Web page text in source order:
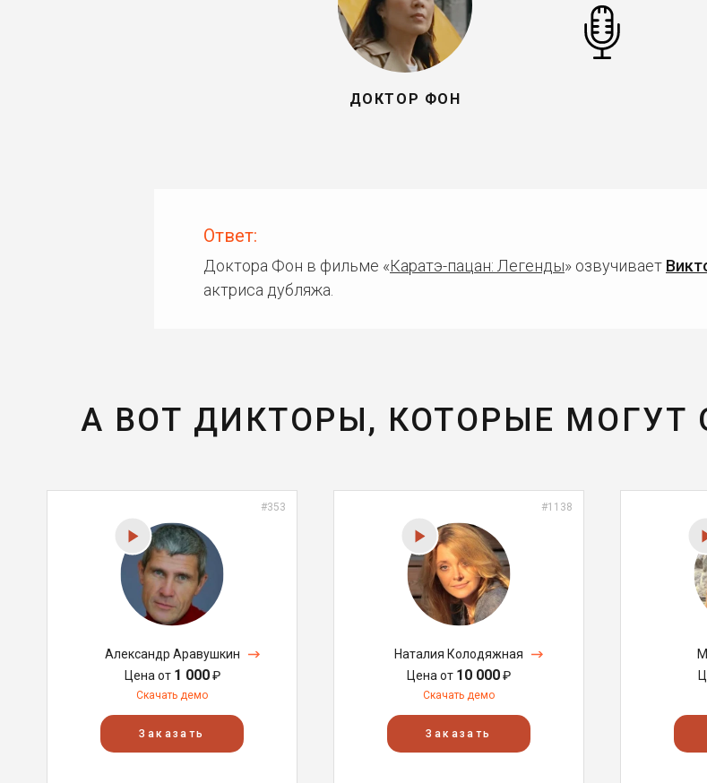
ДОКТОР ФОН
Ответ:
Доктора Фон в фильме «Каратэ-пацан: Легенды» озвучивает
актриса дубляжа.
А ВОТ ДИКТОРЫ, КОТОРЫЕ МОГУТ
#353
Александр Аравушкин
Цена от 1 000₽
Скачать демо
Заказать
#1138
Наталия Колодяжная
Цена от 10 000₽
Скачать демо
Заказать